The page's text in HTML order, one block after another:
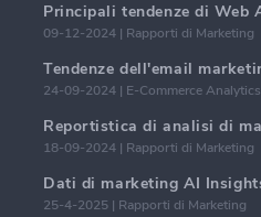
09-12-2024 | Rapporti di Marketing
24-09-2024 | E-Commerce Analytics
18-09-2024 | Rapporti di Marketing
25-4-2025 | Rapporti di Marketing